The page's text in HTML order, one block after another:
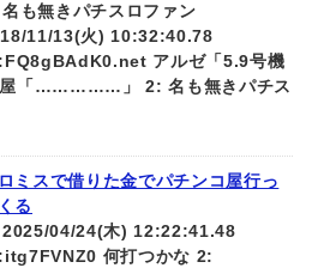
も無きパチスロファン
11/13(火) 10:32:40.78
アルゼ「5.9号機
屋「……………」 2: 名も無きパチス
ミスで借りた金でパチンコ屋行っ
る
04/24(木) 12:22:41.48
何打つかな 2: